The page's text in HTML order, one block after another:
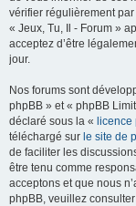
vérifier régulièrement
« Jeux, Tu, Il - Forum »
acceptez d’être
jour.
Nos forums sont
phpBB » et « phpBB
déclaré sous la «
téléchargé sur le site de
de faciliter les
être tenu comme
acceptons et que nous
phpBB, veuillez consulter